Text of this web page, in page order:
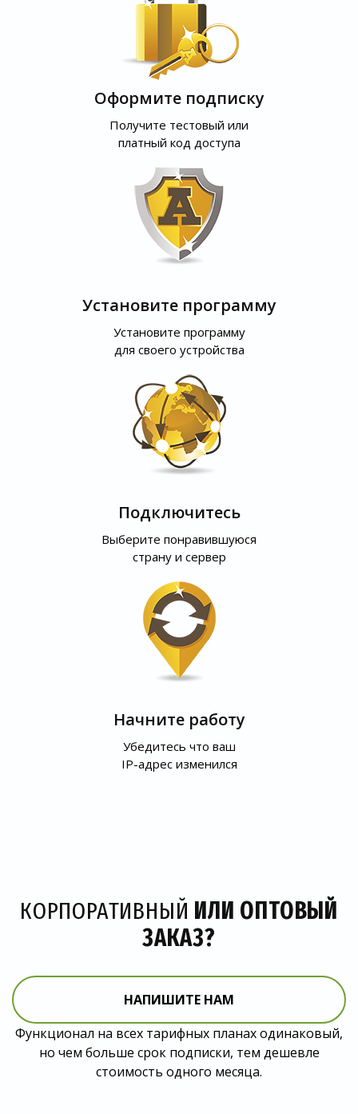
Оформите подписку
Получите тестовый или
платный код доступа
Установите программу
Установите программу
для своего устройства
Подключитесь
Выберите понравившуюся
страну и сервер
Начните работу
Убедитесь что ваш
IP-адрес изменился
КОРПОРАТИВНЫЙ ИЛИ ОПТОВЫЙ
ЗАКАЗ?
НАПИШИТЕ НАМ
Функционал на всех тарифных планах одинаковый,
но чем больше срок подписки, тем дешевле
стоимость одного месяца.